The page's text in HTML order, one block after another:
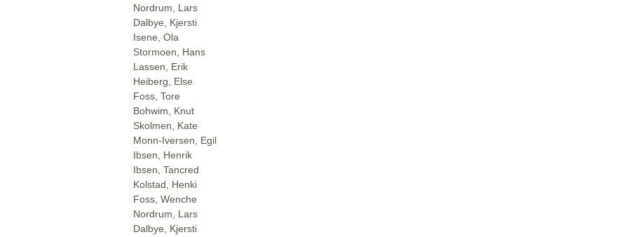
Nordrum, Lars
Dalbye, Kjersti
Isene, Ola
Stormoen, Hans
Lassen, Erik
Heiberg, Else
Foss, Tore
Bohwim, Knut
Skolmen, Kate
Monn-Iversen, Egil
Ibsen, Henrik
Ibsen, Tancred
Kolstad, Henki
Foss, Wenche
Nordrum, Lars
Dalbye, Kjersti